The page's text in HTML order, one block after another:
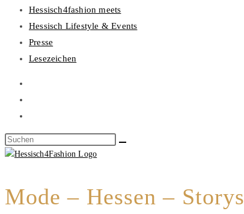
Hessisch4fashion meets
Hessisch Lifestyle & Events
Presse
Lesezeichen
Mode – Hessen – Storys